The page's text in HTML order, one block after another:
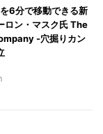
6分で移動できる新
ロン・マスク氏 The
-穴掘りカン